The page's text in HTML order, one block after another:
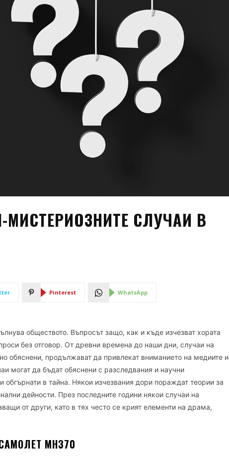
МИСТЕРИОЗНИТЕ СЛУЧАИ В
Pinterest WhatsApp
обществото. Въпросът защо, как и къде изчезват хората
без отговор. От древни времена до наши дни, случаи на
обяснени, продължават да привлекат вниманието на медиите и
могат да бъдат обяснени с разследвания и научни
обгърнати в тайна. Някои изчезвания дори пораждат теории за
дейности. През последните години някои случаи на
от други, като в тях често се крият елементи на драма,
MH370